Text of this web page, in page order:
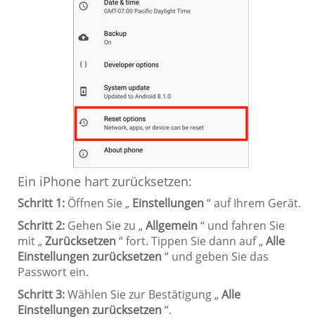
Ein iPhone hart zurücksetzen:
Schritt 1: Öffnen Sie „ Einstellungen“ auf Ihrem Gerät.
Schritt 2: Gehen Sie zu „Allgemein“ und fahren Sie
mit „Zurücksetzen“ fort. Tippen Sie dann auf „Alle
Einstellungen zurücksetzen“ und geben Sie das
Passwort ein.
Schritt 3:Wählen Sie zur Bestätigung „Alle
Einstellungen zurücksetzen“.